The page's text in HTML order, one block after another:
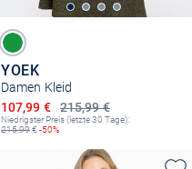
YOEK
Damen Kleid
215,99 €
Ermäßigter Preis
107,99 €
Niedrigster Preis (letzte 30 Tage):
215,99€ -50%